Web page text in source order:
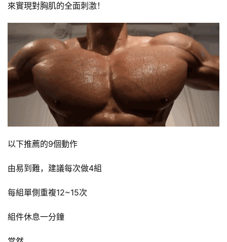
來實現對胸肌的全面刺激！
以下推薦的9個動作
由易到難，建議每次做4組
每組單側重複12~15次
組件休息一分鐘